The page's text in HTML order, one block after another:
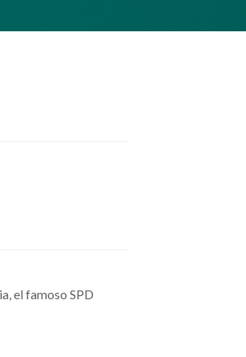
el famoso SPD